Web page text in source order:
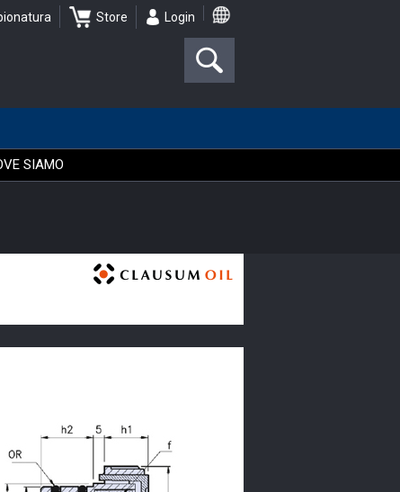
Login
Store
SIAMO